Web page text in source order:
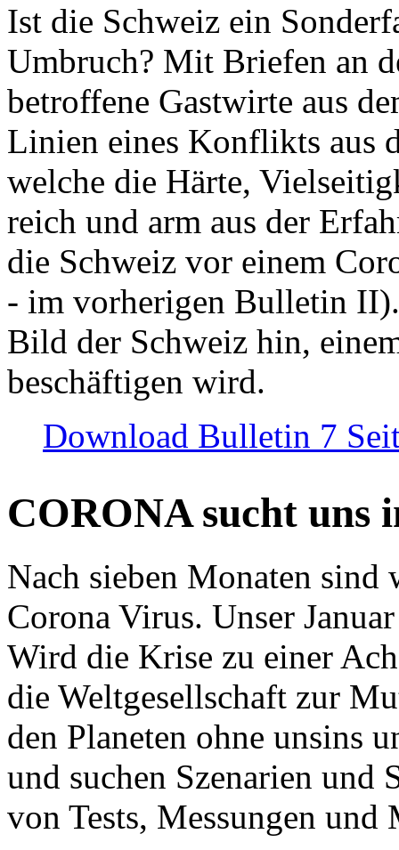
Ist die Schweiz ein
Umbruch? Mit Briefen an
betroffene Gastwirte aus
Linien eines Konflikts aus
welche die Härte,
reich und arm aus der
die Schweiz vor einem
- im vorherigen Bulletin
Bild der Schweiz hin,
beschäftigen wird.
Download Bulletin 7
CORONA sucht uns
Nach sieben Monaten
Corona Virus. Unser
Wird die Krise zu einer
die Weltgesellschaft zur
den Planeten ohne unsins
und suchen Szenarien und
von Tests, Messungen und